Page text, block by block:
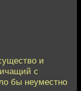
и
с
бы неуместно